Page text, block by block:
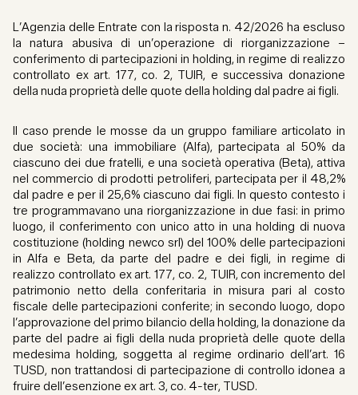
L’Agenzia delle Entrate con la risposta n. 42/2026 ha escluso
la natura abusiva di un’operazione di riorganizzazione –
conferimento di partecipazioni in holding, in regime di realizzo
controllato ex art. 177, co. 2, TUIR, e successiva donazione
della nuda proprietà delle quote della holding dal padre ai figli.
Il caso prende le mosse da un gruppo familiare articolato in
due società: una immobiliare (Alfa), partecipata al 50% da
ciascuno dei due fratelli, e una società operativa (Beta), attiva
nel commercio di prodotti petroliferi, partecipata per il 48,2%
dal padre e per il 25,6% ciascuno dai figli. In questo contesto i
tre programmavano una riorganizzazione in due fasi: in primo
luogo, il conferimento con unico atto in una holding di nuova
costituzione (holding newco srl) del 100% delle partecipazioni
in Alfa e Beta, da parte del padre e dei figli, in regime di
realizzo controllato ex art. 177, co. 2, TUIR, con incremento del
patrimonio netto della conferitaria in misura pari al costo
fiscale delle partecipazioni conferite; in secondo luogo, dopo
l’approvazione del primo bilancio della holding, la donazione da
parte del padre ai figli della nuda proprietà delle quote della
medesima holding, soggetta al regime ordinario dell’art. 16
TUSD, non trattandosi di partecipazione di controllo idonea a
fruire dell’esenzione ex art. 3, co. 4-ter, TUSD.